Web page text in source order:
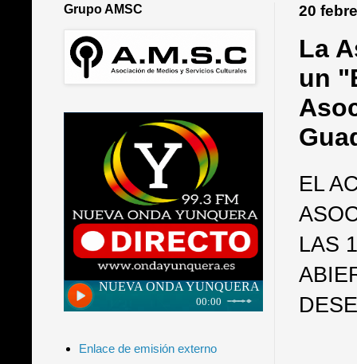
20
La
un
EL
LAS
Grupo AMSC
Enlace de emisión externo